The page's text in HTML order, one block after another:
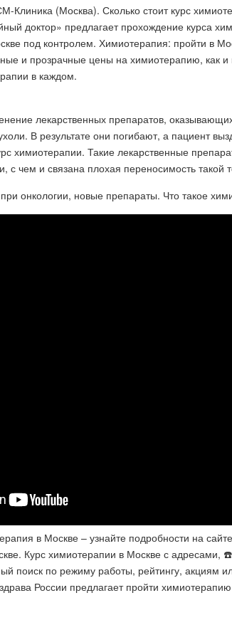
Клиника (Москва). Сколько стоит курс
доктор» предлагает прохождение курса
под контролем. Химиотерапия: пройти в
и прозрачные цены на химиотерапию, как и
в каждом.
лекарственных препаратов,
В результате они погибают, а пациент
химиотерапии. Такие лекарственные
с чем и связана плохая переносимость такой
онкологии, новые препараты. Что такое
в Москве – узнайте подробности на
Курс химиотерапии в Москве с
поиск по режиму работы, рейтингу, акциям
России предлагает пройти